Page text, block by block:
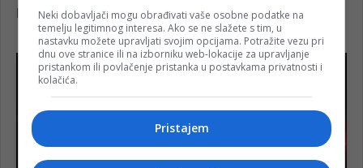
Neki dobavljači mogu obrađivati vaše osobne podatke na
temelju legitimnog interesa. Ako se ne slažete s tim, u
nastavku možete upravljati svojim opcijama. Potražite vezu pri
dnu ove stranice ili na izborniku web-lokacije za upravljanje
pristankom ili povlačenje pristanka u postavkama privatnosti i
kolačića.
Pristajem